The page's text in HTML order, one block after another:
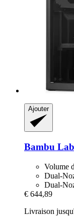
Ajouter
Bambu Lab
Volume
Dual-
Dual-
€ 644,89
Livraison